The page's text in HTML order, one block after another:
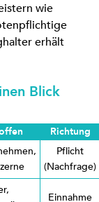
wie
erhält
Blick
Richtung
Pflicht
(Nachfrage)
Einnahme